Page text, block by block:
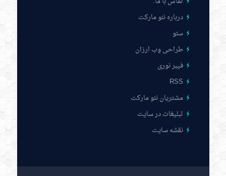
درباره نئو مارکت
سئو
طراحی وب ارزان
فیبر نوری
RSS
مشتریان نئو مارکت
تبلیغات در سایت
نقشه سایت